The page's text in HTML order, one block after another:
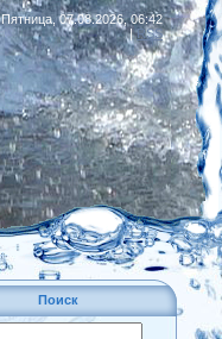
Пятница, 07.08.2026, 06:42
|RSS
Поиск